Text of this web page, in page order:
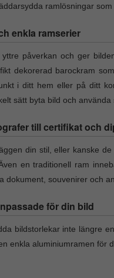
ramlösningar
enkla ramserier
påverkan och ger
dekorerad barockram
i ditt hem eller på ditt
sätt byta bild och använda
till certifikat och
din stil, eller kanske
en traditionell ram
dokument, souvenirer och
för din bild
bildstorlekar inte längre
enkla aluminiumramen för